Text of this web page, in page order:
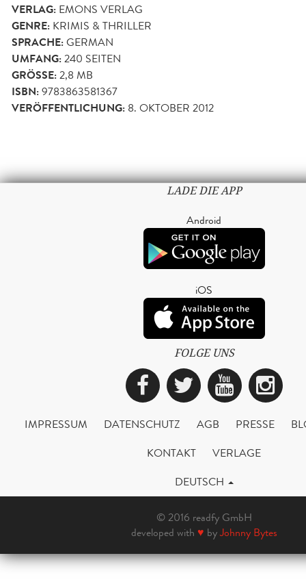
VERLAG: EMONS VERLAG
GENRE: KRIMIS & THRILLER
SPRACHE:GERMAN
UMFANG:240 SEITEN
GRÖSSE: 2,8 MB
ISBN:9783863581367
VERÖFFENTLICHUNG: 8. OKTOBER 2012
LADE DIE APP
Android
iOS
FOLGE UNS
Facebook
Twitter
IMPRESSUM DATENSCHUTZ AGB PRESSE
KONTAKT
VERLAGE
DEUTSCH
© 2016 readfy GmbH
developed with ♥ byJohnny Bytes